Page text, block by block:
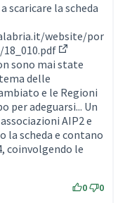
scaricare la scheda
website/por
sono mai state
delle
e le Regioni
per adeguarsi... Un
AIP2 e
la scheda e contano
coinvolgendo le
0 0